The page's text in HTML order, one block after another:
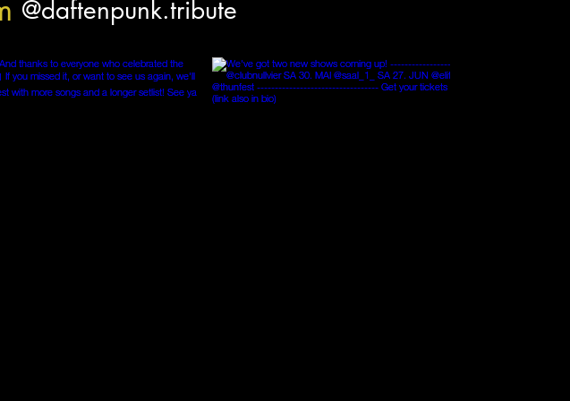
@daftenpunk.tribute